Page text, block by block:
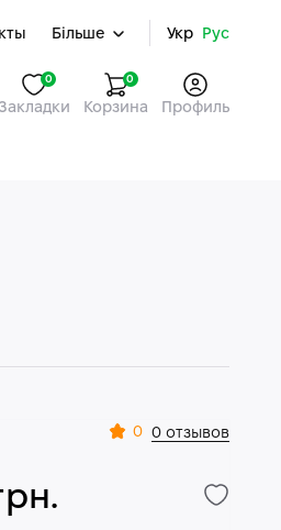
Більше Укр Рус
0 0
Корзина Профиль
0 0 отзывов